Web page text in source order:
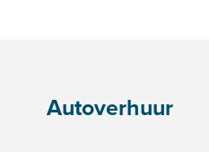
Autoverhuur